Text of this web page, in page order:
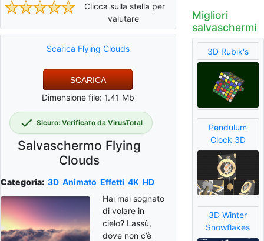
Clicca sulla stella per
valutare
Scarica Flying Clouds
SCARICA
Dimensione file: 1.41 Mb
Sicuro: Verificato da VirusTotal
Salvaschermo Flying
Clouds
Categoria: 3D Animato Effetti 4K HD
Hai mai sognato
di volare in
cielo? Lassù,
dove non c’è
Migliori
salvaschermi
3D Rubik's
Pendulum
Clock 3D
3D Winter
Snowflakes